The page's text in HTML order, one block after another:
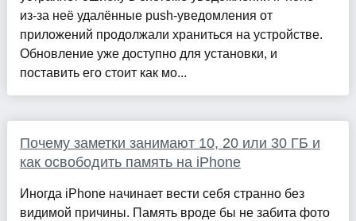
из-за неё удалённые push-уведомления от
приложений продолжали храниться на устройстве.
Обновление уже доступно для установки, и
поставить его стоит как мо...
Почему заметки занимают 10, 20 или 30 ГБ и
как освободить память на iPhone
Иногда iPhone начинает вести себя странно без
видимой причины. Память вроде бы не забита фото